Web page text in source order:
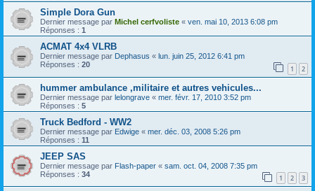
Simple Dora Gun
Dernier message par Michel cerfvoliste « ven. mai 10, 2013 6:08 pm
Réponses : 1
ACMAT 4x4 VLRB
Dernier message par Dephasus « lun. juin 25, 2012 6:41 pm
Réponses : 20 1 2
hummer ambulance ,militaire et autres vehicules...
Dernier message par lelongrave « mer. févr. 17, 2010 3:52 pm
Réponses : 5
Truck Bedford - WW2
Dernier message par Edwige « mer. déc. 03, 2008 5:26 pm
Réponses : 11
JEEP SAS
Dernier message par Flash-paper « sam. oct. 04, 2008 7:35 pm
Réponses : 34 1 2 3